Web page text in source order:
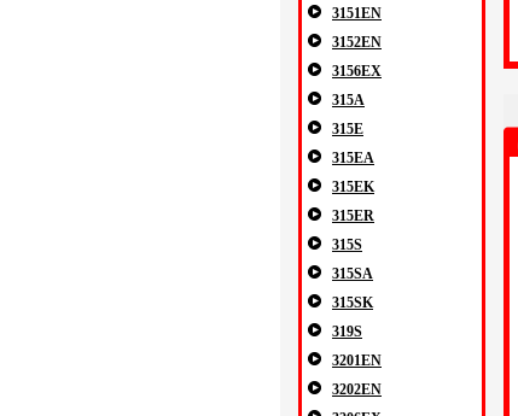
3151EN
3152EN
3156EX
315A
315E
315EA
315EK
315ER
315S
315SA
315SK
319S
3201EN
3202EN